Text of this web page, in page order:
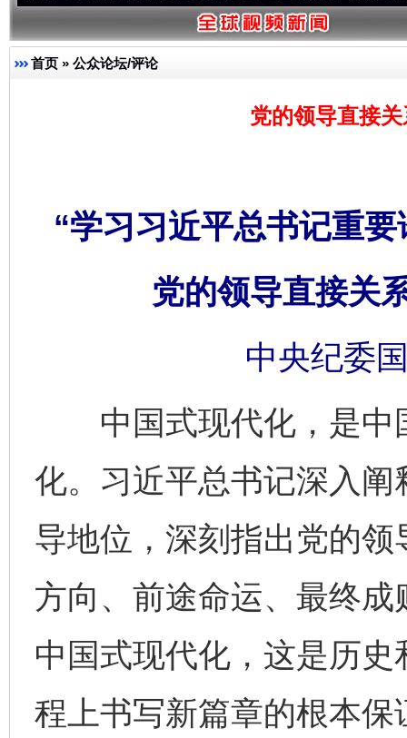
首页 » 公众论坛/评论
党的领导直接
“学习习近平总书记重
党的领导直接关
中央纪委
中国式现代化，是中
化。习近平总书记深入
导地位，深刻指出党的
方向、前途命运、最终
中国式现代化，这是历
程上书写新篇章的根本保